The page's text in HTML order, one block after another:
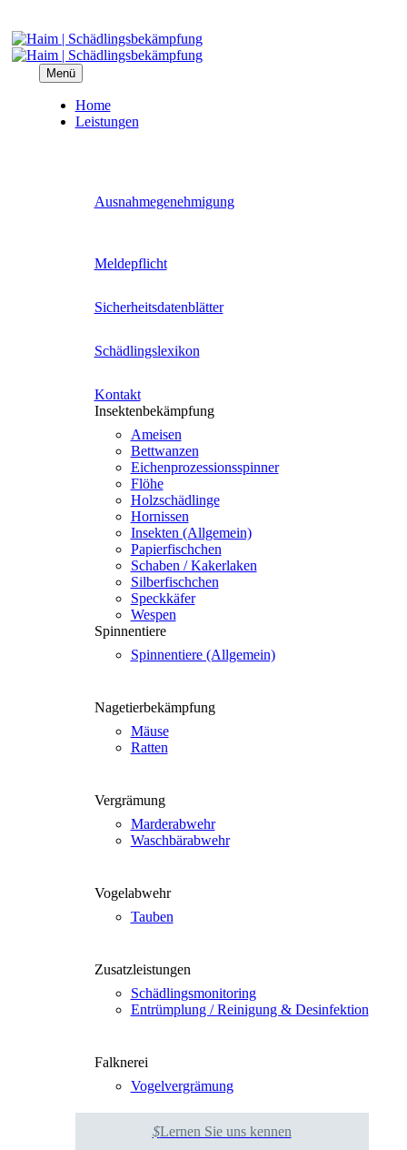
Menü
Home
Leis­tun­gen
Aus­nah­me­ge­neh­mi­gung
Mel­de­pflicht
Sicher­heits­da­ten­blät­ter
Schäd­lings­le­xi­kon
Kon­takt
Insek­ten­be­kämp­fung
Amei­sen
Bett­wan­zen
Eichen­pro­zes­si­ons­spin­ner
Flö­he
Holz­schäd­lin­ge
Hor­nis­sen
Insek­ten (all­ge­mein)
Papier­fisch­chen
Scha­ben / Kaker­la­ken
Sil­ber­fisch­chen
Speck­kä­fer
Wes­pen
Spin­nen­tie­re
Spin­nen­tie­re (all­ge­mein)
Nage­tier­be­kämp­fung
Mäu­se
Rat­ten
Ver­grä­mung
Mar­der­ab­wehr
Wasch­bär­ab­wehr
Vogel­ab­wehr
Tau­ben
Zusatz­leis­tun­gen
Schäd­lings­mo­ni­to­ring
Ent­rümp­lung / Rei­ni­gung & Des­in­fek­ti­on
Falk­ne­rei
Vogel­ver­grä­mung
$Ler­nen Sie uns ken­nen